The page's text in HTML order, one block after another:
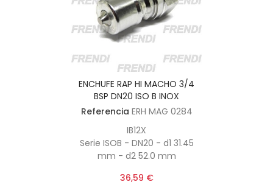
ENCHUFE RAP HI MACHO 3/4
BSP DN20 ISO B INOX
Referencia ERH MAG 0284
IB12X
Serie ISOB - DN20 - d1 31.45
mm - d2 52.0 mm
36,59 €